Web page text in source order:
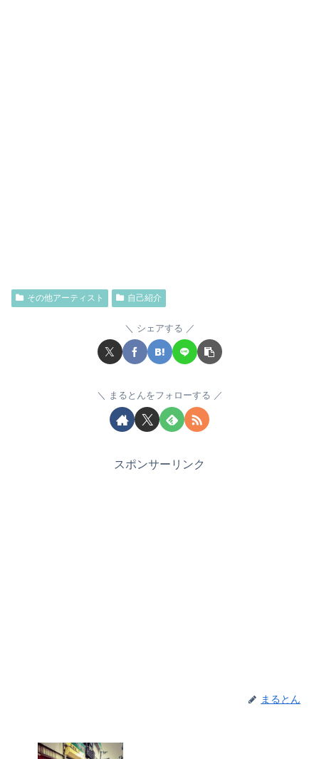
その他アーティスト 自己紹介
シェアする
まるとんをフォローする
スポンサーリンク
まるとん